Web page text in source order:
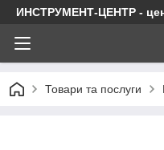
ИНСТРУМЕНТ-ЦЕНТР -
Товари та послуги